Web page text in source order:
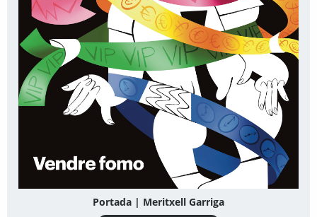
Portada | Meritxell Garriga